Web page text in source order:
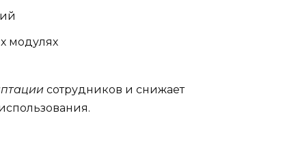
модулях
сотрудников и снижает